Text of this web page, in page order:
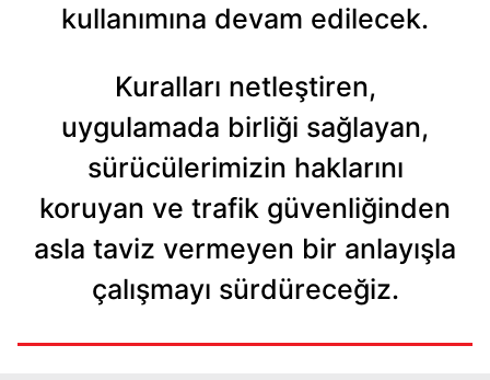
kullanımına devam edilecek.
Kuralları netleştiren,
uygulamada birliği sağlayan,
sürücülerimizin haklarını
koruyan ve trafik güvenliğinden
asla taviz vermeyen bir anlayışla
çalışmayı sürdüreceğiz.